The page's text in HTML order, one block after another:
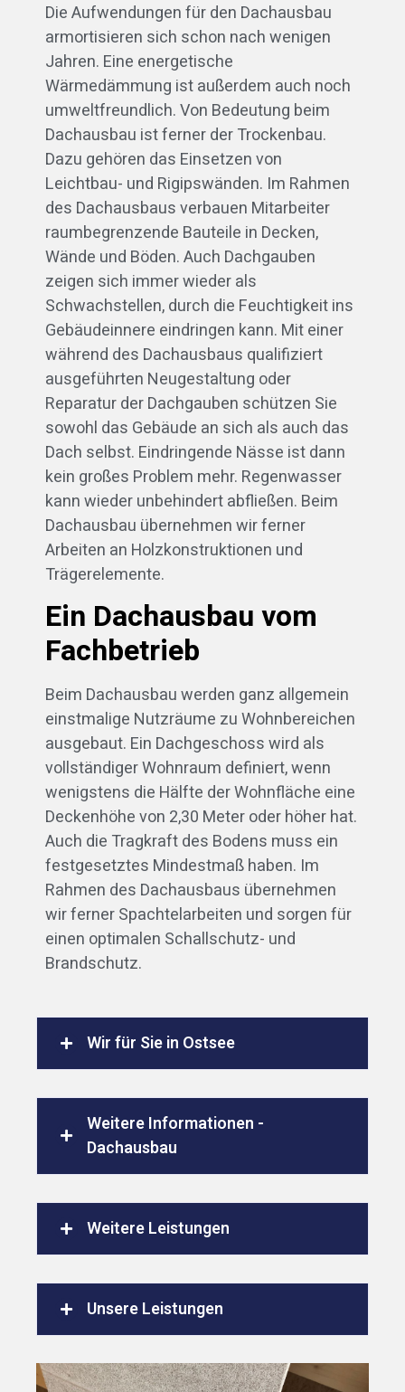
Die Aufwendungen für den Dachausbau
armortisieren sich schon nach wenigen
Jahren. Eine energetische
Wärmedämmung ist außerdem auch noch
umweltfreundlich. Von Bedeutung beim
Dachausbau ist ferner der Trockenbau.
Dazu gehören das Einsetzen von
Leichtbau- und Rigipswänden. Im Rahmen
des Dachausbaus verbauen Mitarbeiter
raumbegrenzende Bauteile in Decken,
Wände und Böden. Auch Dachgauben
zeigen sich immer wieder als
Schwachstellen, durch die Feuchtigkeit ins
Gebäudeinnere eindringen kann. Mit einer
während des Dachausbaus qualifiziert
ausgeführten Neugestaltung oder
Reparatur der Dachgauben schützen Sie
sowohl das Gebäude an sich als auch das
Dach selbst. Eindringende Nässe ist dann
kein großes Problem mehr. Regenwasser
kann wieder unbehindert abfließen. Beim
Dachausbau übernehmen wir ferner
Arbeiten an Holzkonstruktionen und
Trägerelemente.
Ein Dachausbau vom
Fachbetrieb
Beim Dachausbau werden ganz allgemein
einstmalige Nutzräume zu Wohnbereichen
ausgebaut. Ein Dachgeschoss wird als
vollständiger Wohnraum definiert, wenn
wenigstens die Hälfte der Wohnfläche eine
Deckenhöhe von 2,30 Meter oder höher hat.
Auch die Tragkraft des Bodens muss ein
festgesetztes Mindestmaß haben. Im
Rahmen des Dachausbaus übernehmen
wir ferner Spachtelarbeiten und sorgen für
einen optimalen Schallschutz- und
Brandschutz.
Wir für Sie in Ostsee
Weitere Informationen -
Dachausbau
Weitere Leistungen
Unsere Leistungen